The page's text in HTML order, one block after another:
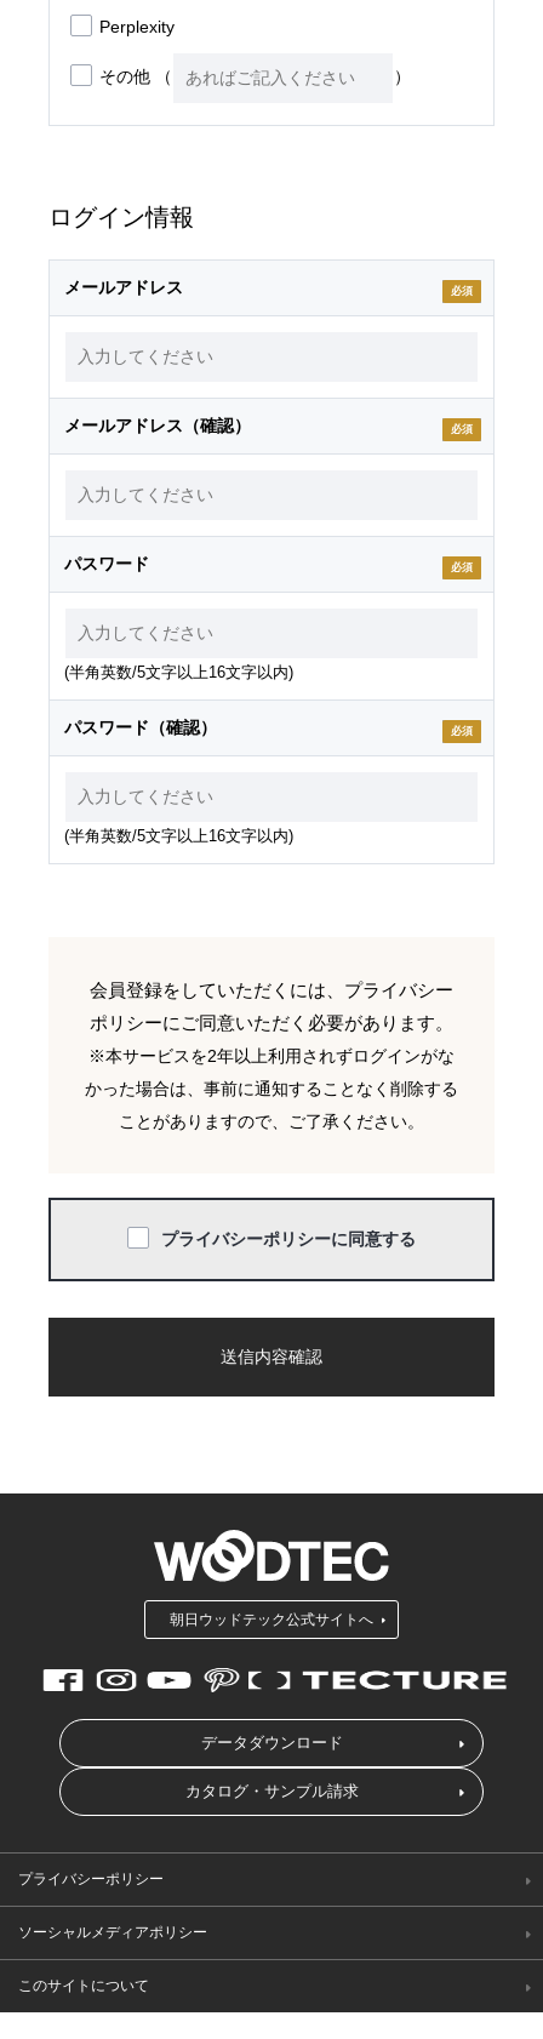
Perplexity
その他 （ ）
ログイン情報
メールアドレス 必須
メールアドレス（確認） 必須
パスワード 必須
(半角英数/5文字以上16文字以内)
パスワード（確認） 必須
(半角英数/5文字以上16文字以内)
会員登録をしていただくには、プライバシー
ポリシーにご同意いただく必要があります。
※本サービスを2年以上利用されずログインがな
かった場合は、事前に通知することなく削除する
ことがありますので、ご了承ください。
プライバシーポリシーに同意する
送信内容確認
朝日ウッドテック公式サイトへ
データダウンロード
カタログ・サンプル請求
プライバシーポリシー
ソーシャルメディアポリシー
このサイトについて